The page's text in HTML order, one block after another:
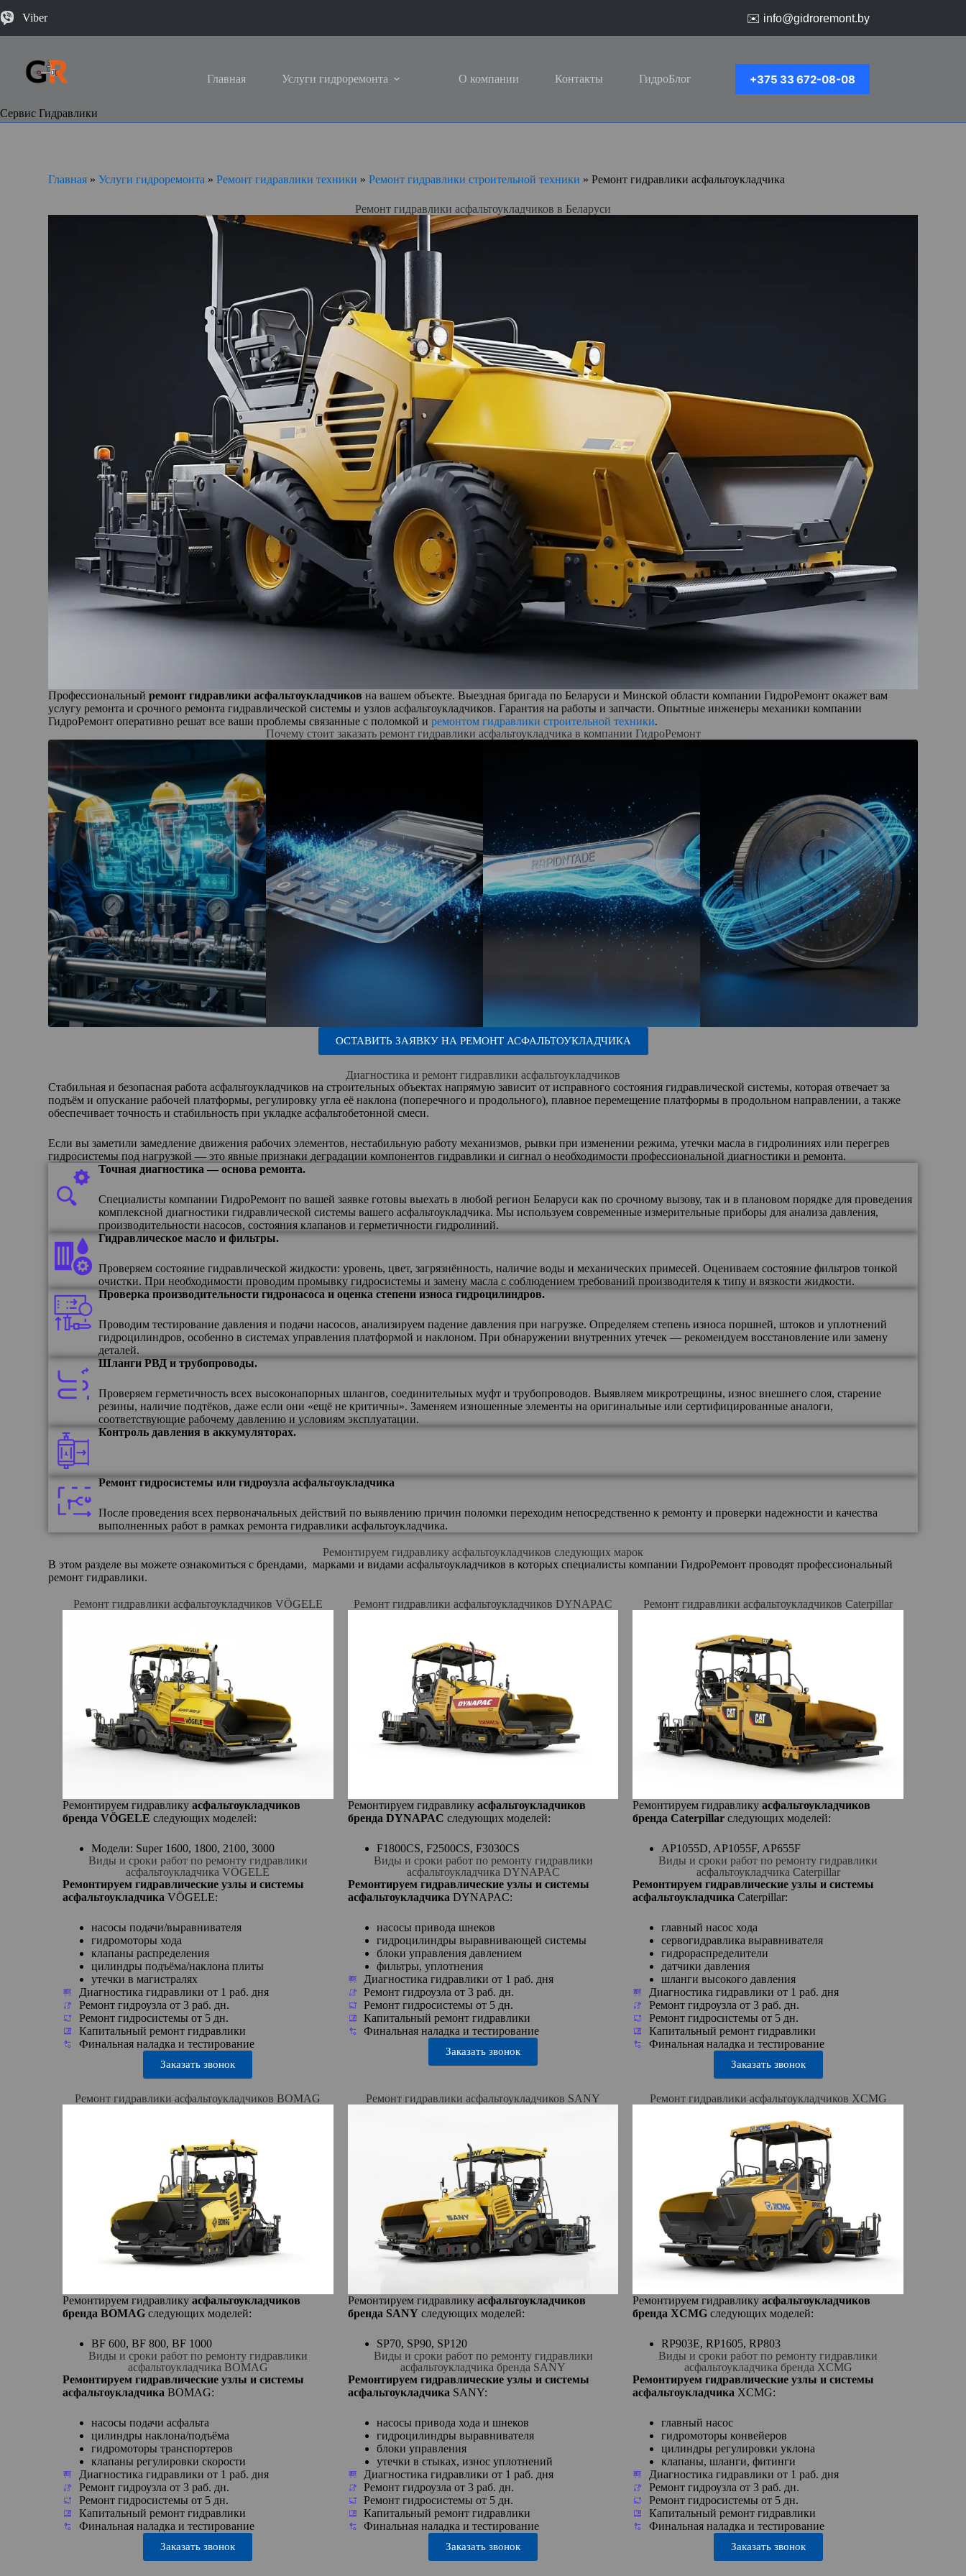
Viber ✉️ info@gidroremont.by
Сервис Гидравлики
Главная Услуги гидроремонта О компании Контакты ГидроБлог +375 33 672-08-08
Главная »Услуги гидроремонта »Ремонт гидравлики техники »Pемонт гидравлики строительной техники »Ремонт гидравлики асфальтоукладчика
Ремонт гидравлики асфальтоукладчиков в Беларуси
Профессиональныйремонт гидравлики асфальтоукладчиков на вашем объекте. Выездная бригада по Беларуси и Минской области компании ГидроРемонт окажет вам
услугу ремонта и срочного ремонта гидравлической системы и узлов асфальтоукладчиков. Гарантия на работы и запчасти. Опытные инженеры механики компании
ГидроРемонт оперативно решат все ваши проблемы связанные с поломкой иремонтом гидравлики строительной техники.
Почему стоит заказать ремонт гидравлики асфальтоукладчика в компании ГидроРемонт
ОСТАВИТЬ ЗАЯВКУ НА РЕМОНТ АСФАЛЬТОУКЛАДЧИКА
Диагностика и ремонт гидравлики асфальтоукладчиков
Стабильная и безопасная работа асфальтоукладчиков на строительных объектах напрямую зависит от исправного состояния гидравлической системы, которая отвечает за
подъём и опускание рабочей платформы, регулировку угла её наклона (поперечного и продольного), плавное перемещение платформы в продольном направлении, а также
обеспечивает точность и стабильность при укладке асфальтобетонной смеси.
Если вы заметили замедление движения рабочих элементов, нестабильную работу механизмов, рывки при изменении режима, утечки масла в гидролиниях или перегрев
гидросистемы под нагрузкой — это явные признаки деградации компонентов гидравлики и сигнал о необходимости профессиональной диагностики и ремонта.
Точная диагностика — основа ремонта.
Специалисты компании ГидроРемонт по вашей заявке готовы выехать в любой регион Беларуси как по срочному вызову, так и в плановом порядке для проведения
комплексной диагностики гидравлической системы вашего асфальтоукладчика. Мы используем современные измерительные приборы для анализа давления,
производительности насосов, состояния клапанов и герметичности гидролиний.
Гидравлическое масло и фильтры.
Проверяем состояние гидравлической жидкости: уровень, цвет, загрязнённость, наличие воды и механических примесей. Оцениваем состояние фильтров тонкой
очистки. При необходимости проводим промывку гидросистемы и замену масла с соблюдением требований производителя к типу и вязкости жидкости.
Проверка производительности гидронасоса и оценка степени износа гидроцилиндров.
Проводим тестирование давления и подачи насосов, анализируем падение давления при нагрузке. Определяем степень износа поршней, штоков и уплотнений
гидроцилиндров, особенно в системах управления платформой и наклоном. При обнаружении внутренних утечек — рекомендуем восстановление или замену
деталей.
Шланги РВД и трубопроводы.
Проверяем герметичность всех высоконапорных шлангов, соединительных муфт и трубопроводов. Выявляем микротрещины, износ внешнего слоя, старение
резины, наличие подтёков, даже если они «ещё не критичны». Заменяем изношенные элементы на оригинальные или сертифицированные аналоги,
соответствующие рабочему давлению и условиям эксплуатации.
Контроль давления в аккумуляторах.
Ремонт гидросистемы или гидроузла асфальтоукладчика
После проведения всех первоначальных действий по выявлению причин поломки переходим непосредственно к ремонту и проверки надежности и качества
выполненных работ в рамках ремонта гидравлики асфальтоукладчика.
Ремонтируем гидравлику асфальтоукладчиков следующих марок
В этом разделе вы можете ознакомиться с брендами, марками и видами асфальтоукладчиков в которых специалисты компании ГидроРемонт проводят профессиональный
ремонт гидравлики.
Ремонт гидравлики асфальтоукладчиков VÖGELE
Ремонтируем гидравликуасфальтоукладчиков
бренда VÖGELE следующих моделей:
Модели: Super 1600, 1800, 2100, 3000
Виды и сроки работ по ремонту гидравлики
асфальтоукладчика VÖGELE
Ремонтируем гидравлические узлы и системы
асфальтоукладчика VÖGELE:
насосы подачи/выравнивателя
гидромоторы хода
клапаны распределения
цилиндры подъёма/наклона плиты
утечки в магистралях
Диагностика гидравлики от 1 раб. дня
Ремонт гидроузла от 3 раб. дн.
Ремонт гидросистемы от 5 дн.
Капитальный ремонт гидравлики
Финальная наладка и тестирование
Заказать звонок
Ремонт гидравлики асфальтоукладчиков DYNAPAC
Ремонтируем гидравлику асфальтоукладчиков
бренда DYNAPAC следующих моделей:
F1800CS, F2500CS, F3030CS
Виды и сроки работ по ремонту гидравлики
асфальтоукладчика DYNAPAC
Ремонтируем гидравлические узлы и системы
асфальтоукладчика DYNAPAC:
насосы привода шнеков
гидроцилиндры выравнивающей системы
блоки управления давлением
фильтры, уплотнения
Диагностика гидравлики от 1 раб. дня
Ремонт гидроузла от 3 раб. дн.
Ремонт гидросистемы от 5 дн.
Капитальный ремонт гидравлики
Финальная наладка и тестирование
Заказать звонок
Ремонт гидравлики асфальтоукладчиков Caterpillar
Ремонтируем гидравликуасфальтоукладчиков
бренда Caterpillar следующих моделей:
AP1055D, AP1055F, AP655F
Виды и сроки работ по ремонту гидравлики
асфальтоукладчика Caterpillar
Ремонтируем гидравлические узлы и системы
асфальтоукладчикаCaterpillar:
главный насос хода
сервогидравлика выравнивателя
гидрораспределители
датчики давления
шланги высокого давления
Диагностика гидравлики от 1 раб. дня
Ремонт гидроузла от 3 раб. дн.
Ремонт гидросистемы от 5 дн.
Капитальный ремонт гидравлики
Финальная наладка и тестирование
Заказать звонок
Ремонт гидравлики асфальтоукладчиков BOMAG
Ремонтируем гидравликуасфальтоукладчиков
бренда BOMAG следующих моделей:
BF 600, BF 800, BF 1000
Виды и сроки работ по ремонту гидравлики
асфальтоукладчика BOMAG
Ремонтируем гидравлические узлы и системы
асфальтоукладчикаBOMAG:
насосы подачи асфальта
цилиндры наклона/подъёма
гидромоторы транспортеров
клапаны регулировки скорости
Диагностика гидравлики от 1 раб. дня
Ремонт гидроузла от 3 раб. дн.
Ремонт гидросистемы от 5 дн.
Капитальный ремонт гидравлики
Финальная наладка и тестирование
Заказать звонок
Ремонт гидравлики асфальтоукладчиков SANY
Ремонтируем гидравлику асфальтоукладчиков
бренда SANY следующих моделей:
SP70, SP90, SP120
Виды и сроки работ по ремонту гидравлики
асфальтоукладчика бренда SANY
Ремонтируем гидравлические узлы и системы
асфальтоукладчика SANY:
насосы привода хода и шнеков
гидроцилиндры выравнивателя
блоки управления
утечки в стыках, износ уплотнений
Диагностика гидравлики от 1 раб. дня
Ремонт гидроузла от 3 раб. дн.
Ремонт гидросистемы от 5 дн.
Капитальный ремонт гидравлики
Финальная наладка и тестирование
Заказать звонок
Ремонт гидравлики асфальтоукладчиков XCMG
Ремонтируем гидравликуасфальтоукладчиков
бренда XCMG следующих моделей:
RP903E, RP1605, RP803
Виды и сроки работ по ремонту гидравлики
асфальтоукладчика бренда XCMG
Ремонтируем гидравлические узлы и системы
асфальтоукладчика XCMG:
главный насос
гидромоторы конвейеров
цилиндры регулировки уклона
клапаны, шланги, фитинги
Диагностика гидравлики от 1 раб. дня
Ремонт гидроузла от 3 раб. дн.
Ремонт гидросистемы от 5 дн.
Капитальный ремонт гидравлики
Финальная наладка и тестирование
Заказать звонок